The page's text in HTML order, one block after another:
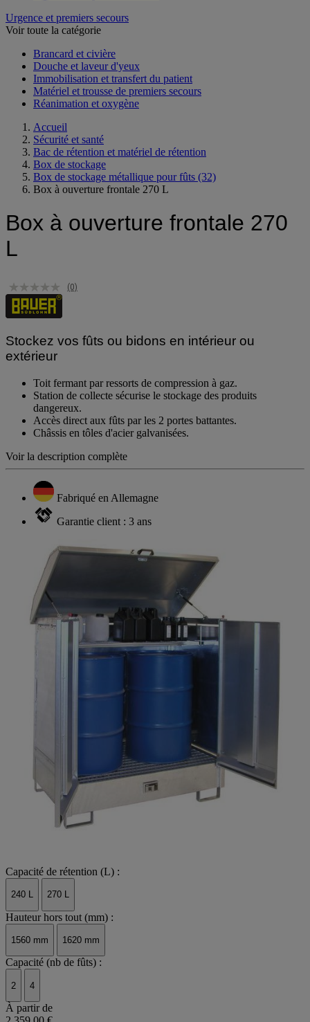
Urgence et premiers secours
Voir toute la catégorie
Brancard et civière
Douche et laveur d'yeux
Immobilisation et transfert du patient
Matériel et trousse de premiers secours
Réanimation et oxygène
Accueil
Sécurité et santé
Bac de rétention et matériel de rétention
Box de stockage
Box de stockage métallique pour fûts (32)
Box à ouverture frontale 270 L
Box à ouverture frontale 270
L
(0)
Stockez vos fûts ou bidons en intérieur ou
extérieur
Toit fermant par ressorts de compression à gaz.
Station de collecte sécurise le stockage des produits
dangereux.
Accès direct aux fûts par les 2 portes battantes.
Châssis en tôles d'acier galvanisées.
Voir la description complète
Fabriqué en Allemagne
Garantie client : 3 ans
Capacité de rétention (L) :
240 L 270 L
Hauteur hors tout (mm) :
1560 mm 1620 mm
Capacité (nb de fûts) :
2 4
À partir de